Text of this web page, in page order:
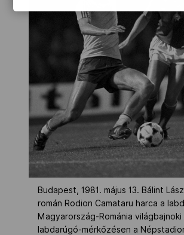
Budapest, 1981. május 13. Bálint
román Rodion Camataru harca a
Magyarország-Románia
labdarúgó-mérkőzésen a